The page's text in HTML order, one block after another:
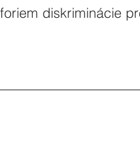
foriem diskriminácie